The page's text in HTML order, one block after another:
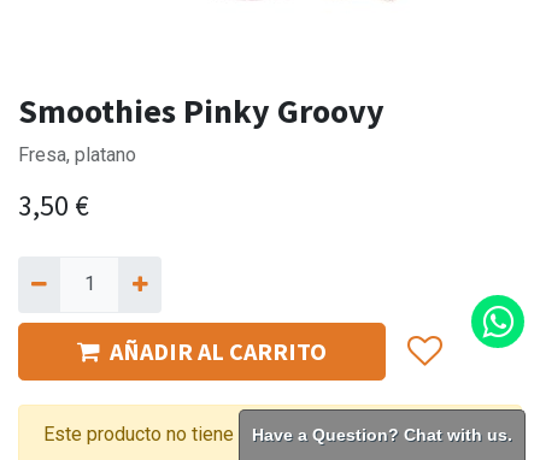
Smoothies Pinky Groovy
Fresa, platano
3,50 €
AÑADIR AL CARRITO
Este producto no tiene combinaciones válidas.
Have a Question? Chat with us.